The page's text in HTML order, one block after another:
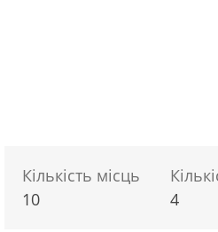
Кількість місць
10
4